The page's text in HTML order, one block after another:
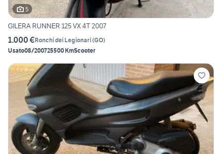
5
GILERA RUNNER 125 VX 4T 2007
1.000 €Ronchi dei Legionari(GO)
Usato08/200725500 KmScooter